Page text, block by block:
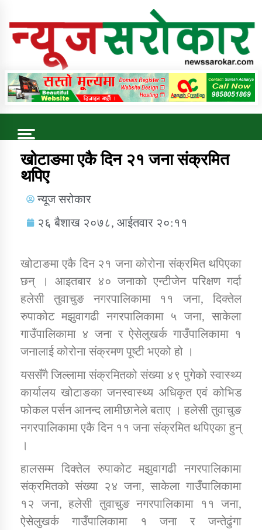
Online News Portal
Trending Now
कुषि बिकास कार्यालय जुम्ला सुचना सन्देश
डिभिजन कार्यालय जुम्लाको सुचना सन्देश
सामाजिक बिकास कार्यालय जुम्लाकाे सुचना
खोटाङमा एकै दिन २१ जना संक्रमित
थपिए
न्यूज सरोकार
२६ बैशाख २०७८, आईतवार २०:११
खोटाङमा एकै दिन २१ जना कोरोना संक्रमित थपिएका
छन् । आइतबार ४० जनाको एन्टीजेन परिक्षण गर्दा
हलेसी तुवाचुङ नगरपालिकामा ११ जना, दिक्तेल
रुपाकोट मझुवागढी नगरपालिकामा ५ जना, साकेला
गाउँपालिकामा ४ जना र ऐसेलुखर्क गाउँपालिकामा १
जनालाई कोरोना संक्रमण पूष्टी भएको हो ।
यससँगै जिल्लामा संक्रमितको संख्या ४९ पुगेको स्वास्थ्य
कार्यालय खोटाङका जनस्वास्थ्य अधिकृत एवं कोभिड
फोकल पर्सन आनन्द लामीछानेले बताए । हलेसी तुवाचुङ
नगरपालिकामा एकै दिन ११ जना संक्रमित थपिएका हुन्
।
हालसम्म दिक्तेल रुपाकोट मझुवागढी नगरपालिकामा
संक्रमितको संख्या २४ जना, साकेला गाउँपालिकामा
१२ जना, हलेसी तुवाचुङ नगरपालिकामा ११ जना,
ऐसेलुखर्क गाउँपालिकामा १ जना र जन्तेढुंगा